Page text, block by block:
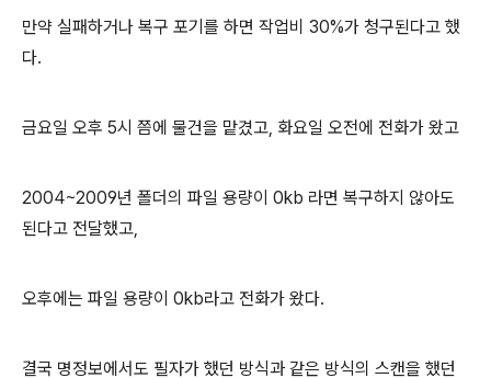
만약 실패하거나 복구 포기를 하면 작업비 30%가 청구된다고 했
다.
금요일 오후 5시 쯤에 물건을 맡겼고, 화요일 오전에 전화가 왔고
2004~2009년 폴더의 파일 용량이 0kb 라면 복구하지 않아도
된다고 전달했고,
오후에는 파일 용량이 0kb라고 전화가 왔다.
결국 명정보에서도 필자가 했던 방식과 같은 방식의 스캔을 했던